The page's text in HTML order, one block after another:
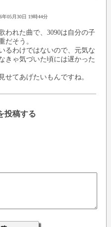
年05月30日 19時44分
われた曲で、3090は自分の子
だそう。
るわけではないので、元気な
きゃ気づいた頃には遅かった
せてあげたいもんですね。
投稿する